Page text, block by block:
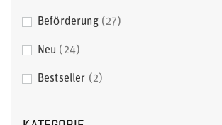
Beförderung 27
Neu 24
Bestseller 2